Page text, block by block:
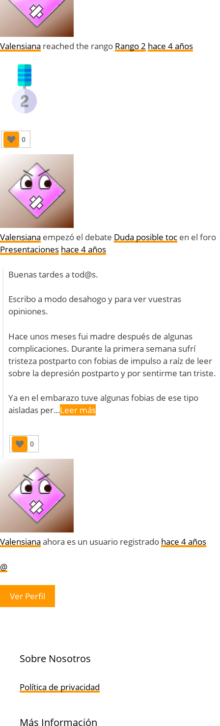
Valensiana reached the rango Rango 2 hace 4 años
0
Valensiana empezó el debate Duda posible toc en el foro
Presentaciones hace 4 años
Buenas tardes a tod@s.
Escribo a modo desahogo y para ver vuestras
opiniones.
Hace unos meses fui madre después de algunas
complicaciones. Durante la primera semana sufrí
tristeza postparto con fobias de impulso a raíz de leer
sobre la depresión postparto y por sentirme tan triste.
Ya en el embarazo tuve algunas fobias de ese tipo
aisladas per…Leer más
0
Valensiana ahora es un usuario registrado hace 4 años
@
Ver Perfil
Sobre Nosotros
Política de privacidad
Más Información